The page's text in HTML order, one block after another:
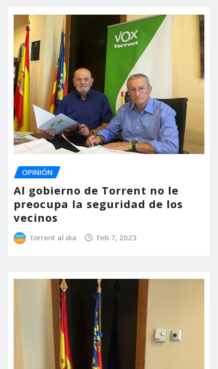
OPINIÓN
Al gobierno de Torrent no le
preocupa la seguridad de los
vecinos
torrent al dia Feb 7, 2023